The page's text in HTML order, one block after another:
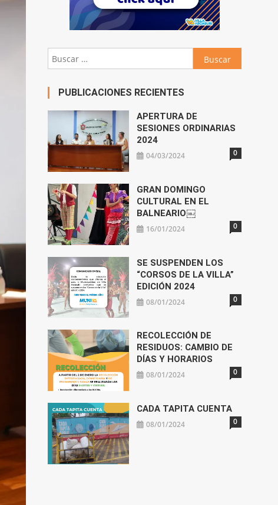
Buscar:
PUBLICACIONES RECIENTES
APERTURA DE
SESIONES ORDINARIAS
2024
04/03/2024 0
GRAN DOMINGO
CULTURAL EN EL
BALNEARIO￼
16/01/2024 0
SE SUSPENDEN LOS
“CORSOS DE LA VILLA”
EDICIÓN 2024
08/01/2024 0
RECOLECCIÓN DE
RESIDUOS: CAMBIO DE
DÍAS Y HORARIOS
08/01/2024 0
CADA TAPITA CUENTA
08/01/2024 0